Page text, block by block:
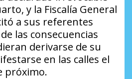
y la Fiscalía General
a sus referentes
las consecuencias
derivarse de su
en las calles el
próximo.